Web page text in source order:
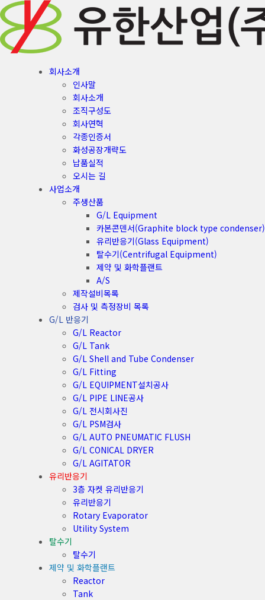
회사소개
인사말
회사소개
조직구성도
회사연혁
각종인증서
화성공장개략도
납품실적
오시는 길
사업소개
주생산품
G/L Equipment
카본콘덴서(Graphite block type condenser)
유리반응기(Glass Equipment)
탈수기(Centrifugal Equipment)
제약 및 화학플랜트
A/S
제작설비목록
검사 및 측정장비 목록
G/L 반응기
G/L Reactor
G/L Tank
G/L Shell and Tube Condenser
G/L Fitting
G/L EQUIPMENT설치공사
G/L PIPE LINE공사
G/L 전시회사진
G/L PSM검사
G/L AUTO PNEUMATIC FLUSH
G/L CONICAL DRYER
G/L AGITATOR
유리반응기
3층 자켓 유리반응기
유리반응기
Rotary Evaporator
Utility System
탈수기
탈수기
제약 및 화학플랜트
Reactor
Tank